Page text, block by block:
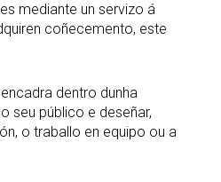
mediante un servizo á
coñecemento, este
dentro dunha
seu público e deseñar,
o traballo en equipo ou a